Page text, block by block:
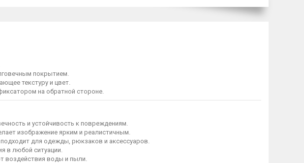
покрытием.
текстуру и цвет.
на обратной стороне.
и устойчивость к повреждениям.
изображение ярким и реалистичным.
для одежды, рюкзаков и аксессуаров.
в любой ситуации.
воздействия воды и пыли.